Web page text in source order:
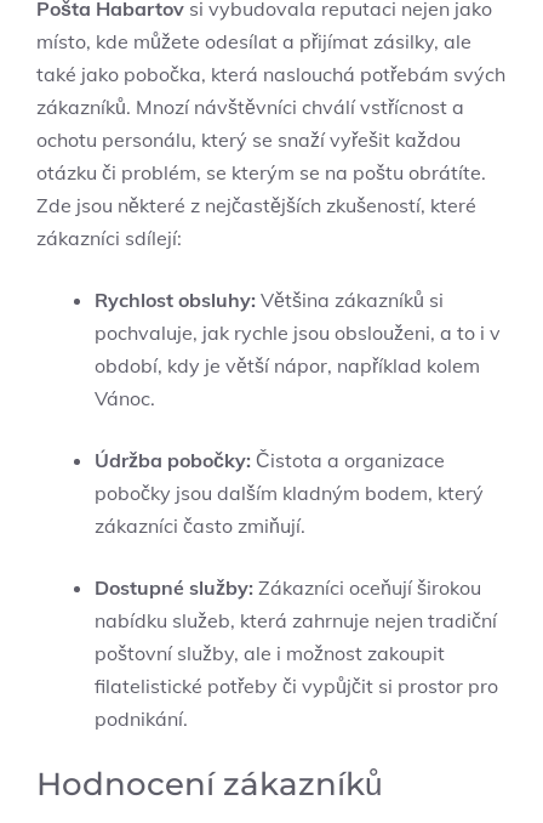
Pošta Habartov si vybudovala reputaci nejen jako
místo, kde můžete odesílat a přijímat zásilky, ale
také jako pobočka, která naslouchá potřebám svých
zákazníků. Mnozí návštěvníci chválí vstřícnost a
ochotu personálu, který se snaží vyřešit každou
otázku či problém, se kterým se na poštu obrátíte.
Zde jsou některé z nejčastějších zkušeností, které
zákazníci sdílejí:
Rychlost obsluhy: Většina zákazníků si
pochvaluje, jak rychle jsou obslouženi, a to i v
období, kdy je větší nápor, například kolem
Vánoc.
Údržba pobočky: Čistota a organizace
pobočky jsou dalším kladným bodem, který
zákazníci často zmiňují.
Dostupné služby: Zákazníci oceňují širokou
nabídku služeb, která zahrnuje nejen tradiční
poštovní služby, ale i možnost zakoupit
filatelistické potřeby či vypůjčit si prostor pro
podnikání.
Hodnocení zákazníků